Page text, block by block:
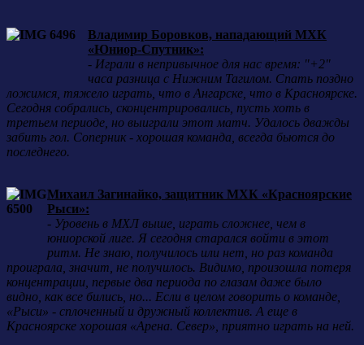
Владимир Боровков, нападающий МХК
«Юниор-Спутник»:
- Играли в непривычное для нас время: "+2"
часа разница с Нижним Тагилом. Спать поздно
ложимся, тяжело играть, что в Ангарске, что в Красноярске.
Сегодня собрались, сконцентрировались, пусть хоть в
третьем периоде, но выиграли этот матч. Удалось дважды
забить гол. Соперник - хорошая команда, всегда бьются до
последнего.
Михаил Загинайко, защитник МХК «Красноярские
Рыси»:
- Уровень в МХЛ выше, играть сложнее, чем в
юниорской лиге. Я сегодня старался войти в этот
ритм. Не знаю, получилось или нет, но раз команда
проиграла, значит, не получилось. Видимо, произошла потеря
концентрации, первые два периода по глазам даже было
видно, как все бились, но... Если в целом говорить о команде,
«Рыси» - сплоченный и дружный коллектив. А еще в
Красноярске хорошая «Арена. Север», приятно играть на ней.